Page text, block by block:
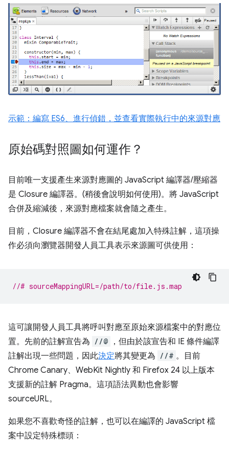
示範：編寫 ES6、進行偵錯，並查看實際執行中的來源對應
原始碼對照圖如何運作？
目前唯一支援產生來源對應圖的 JavaScript 編譯器/壓縮器
是 Closure 編譯器。(稍後會說明如何使用)。將 JavaScript
合併及縮減後，來源對應檔案就會隨之產生。
目前，Closure 編譯器不會在結尾處加入特殊註解，這項操
作必須向瀏覽器開發人員工具表示來源圖可供使用：
//# sourceMappingURL=/path/to/file.js.map
這可讓開發人員工具將呼叫對應至原始來源檔案中的對應位
置。先前的註解宣告為 //@
，但由於該宣告和 IE 條件編譯
註解出現一些問題，因此決定將其變更為 //# 。目前
Chrome Canary、WebKit Nightly 和 Firefox 24 以上版本
支援新的註解 Pragma。這項語法異動也會影響
sourceURL。
如果您不喜歡奇怪的註解，也可以在編譯的 JavaScript 檔
案中設定特殊標頭：